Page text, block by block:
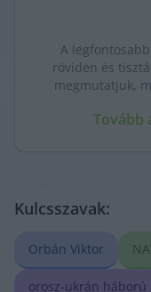
A
röviden és
megmutatjuk,
Tovább
Kulcsszavak:
Orbán Viktor
orosz-ukrán háború